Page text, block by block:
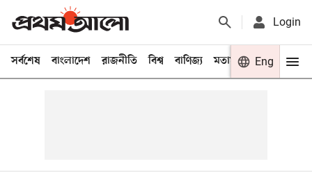
Login
সর্বশেষ বাংলাদেশ রাজনীতি বিশ্ব বাণিজ্য মতামত খেলা
Eng